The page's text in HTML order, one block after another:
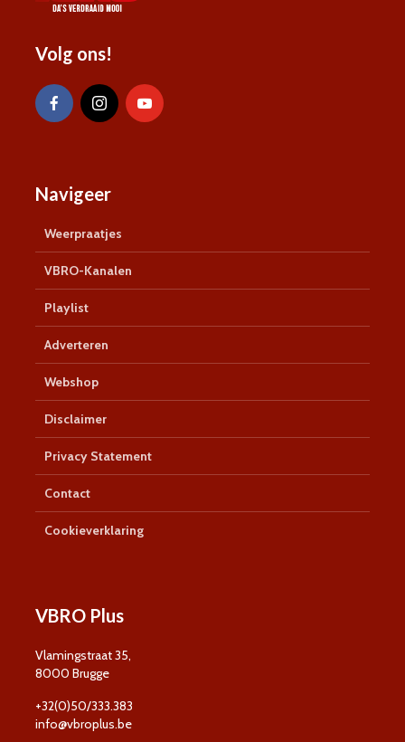
Volg ons!
Navigeer
Weerpraatjes
VBRO-Kanalen
Playlist
Adverteren
Webshop
Disclaimer
Privacy Statement
Contact
Cookieverklaring
VBRO Plus
Vlamingstraat 35,
8000 Brugge
+32(0)50/333.383
info@vbroplus.be